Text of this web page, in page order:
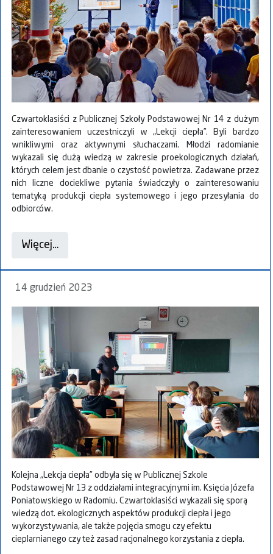
Czwartoklasiści z Publicznej Szkoły Podstawowej Nr 14 z dużym
zainteresowaniem uczestniczyli w „Lekcji ciepła”. Byli bardzo
wnikliwymi oraz aktywnymi słuchaczami. Młodzi radomianie
wykazali się dużą wiedzą w zakresie proekologicznych działań,
których celem jest dbanie o czystość powietrza. Zadawane przez
nich liczne dociekliwe pytania świadczyły o zainteresowaniu
tematyką produkcji ciepła systemowego i jego przesyłania do
odbiorców.
Więcej…
14 grudzień 2023
Kolejna „Lekcja ciepła” odbyła się w Publicznej Szkole
Podstawowej Nr 13️ z oddziałami integracyjnymi im. Księcia Józefa
Poniatowskiego w Radomiu. Czwartoklasiści wykazali się sporą
wiedzą dot. ekologicznych aspektów produkcji ciepła i jego
wykorzystywania, ale także pojęcia smogu czy efektu
cieplarnianego czy też zasad racjonalnego korzystania z ciepła.